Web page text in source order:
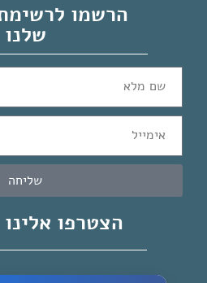
הרשמו
שלנו
שליחה
הצטרפו